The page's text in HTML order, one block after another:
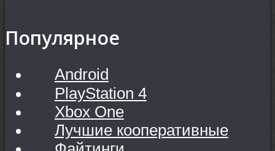
Популярное
Android
PlayStation 4
Xbox One
Лучшие кооперативные